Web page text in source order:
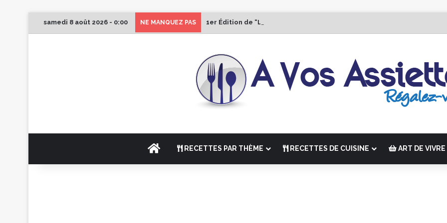
samedi 8 août 2026 - 0:00 NE MANQUEZ PAS 1er Édition de “La Semaine des Chefs” du 19 au 24 octobre 2026
ACCUEILRECETTES PAR THÈME RECETTES DE CUISINE ART DE VIVRE